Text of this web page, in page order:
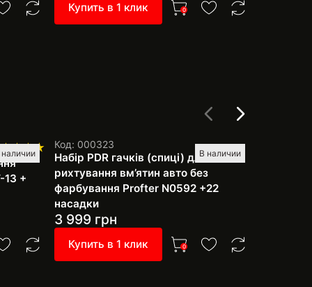
Купить в 1 клик 0
наличии
13 +
В наличии
Код: 000323
Набір PDR гачків (спиці) для
рихтування вм’ятин авто без
фарбування Profter N0592 +22
насадки
3 999 грн
Купить в 1 клик 0